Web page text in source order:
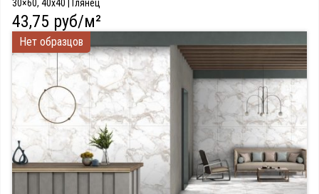
30×60, 40x40 | Глянец
43,75 руб/м²
Нет образцов